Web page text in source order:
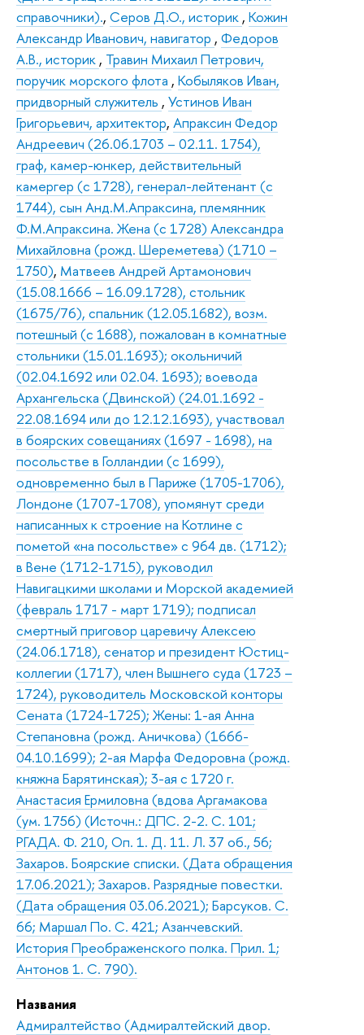
справочники)., Серов Д.О., историк , Кожин
Александр Иванович, навигатор , Федоров
А.В., историк , Травин Михаил Петрович,
поручик морского флота , Кобыляков Иван,
придворный служитель , Устинов Иван
Григорьевич, архитектор, Апраксин Федор
Андреевич (26.06.1703 – 02.11. 1754),
граф, камер-юнкер, действительный
камергер (с 1728), генерал-лейтенант (с
1744), сын Анд.М.Апраксина, племянник
Ф.М.Апраксина. Жена (с 1728) Александра
Михайловна (рожд. Шереметева) (1710 –
1750), Матвеев Андрей Артамонович
(15.08.1666 – 16.09.1728), стольник
(1675/76), спальник (12.05.1682), возм.
потешный (с 1688), пожалован в комнатные
стольники (15.01.1693); окольничий
(02.04.1692 или 02.04. 1693); воевода
Архангельска (Двинской) (24.01.1692 -
22.08.1694 или до 12.12.1693), участвовал
в боярских совещаниях (1697 - 1698), на
посольстве в Голландии (с 1699),
одновременно был в Париже (1705-1706),
Лондоне (1707-1708), упомянут среди
написанных к строение на Котлине с
пометой «на посольстве» с 964 дв. (1712);
в Вене (1712-1715), руководил
Навигацкими школами и Морской академией
(февраль 1717 - март 1719); подписал
смертный приговор царевичу Алексею
(24.06.1718), сенатор и президент Юстиц-
коллегии (1717), член Вышнего суда (1723 –
1724), руководитель Московской конторы
Сената (1724-1725); Жены: 1-ая Анна
Степановна (рожд. Аничкова) (1666-
04.10.1699); 2-ая Марфа Федоровна (рожд.
княжна Барятинская); 3-ая с 1720 г.
Анастасия Ермиловна (вдова Аргамакова
(ум. 1756) (Источн.: ДПС. 2-2. С. 101;
РГАДА. Ф. 210, Оп. 1. Д. 11. Л. 37 об., 56;
Захаров. Боярские списки. (Дата обращения
17.06.2021); Захаров. Разрядные повестки.
(Дата обращения 03.06.2021); Барсуков. С.
66; Маршал По. С. 421; Азанчевский.
История Преображенского полка. Прил. 1;
Антонов 1. С. 790).
Названия
Адмиралтейство (Адмиралтейский двор.